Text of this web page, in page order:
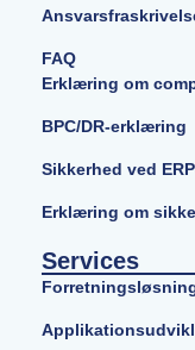
FAQ
Erklæring om
BPC/DR-erklæring
Sikkerhed ved
Erklæring om
Services